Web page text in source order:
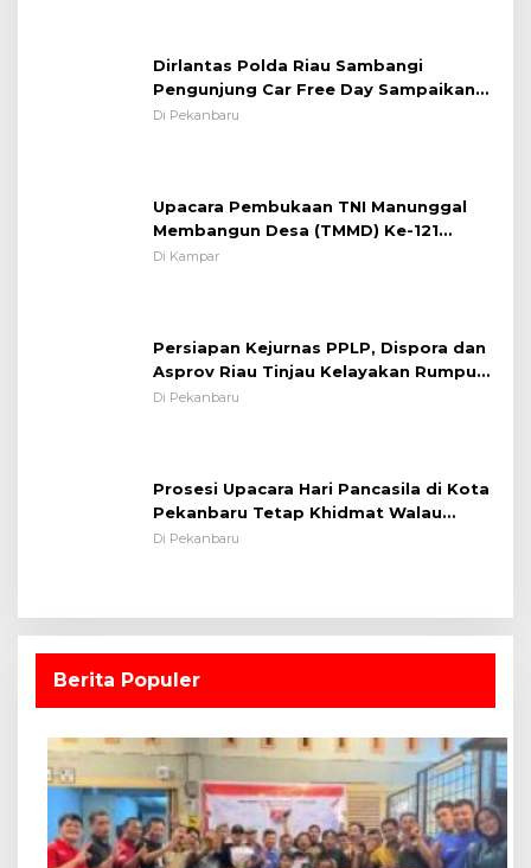
Dirlantas Polda Riau Sambangi
Pengunjung Car Free Day Sampaikan
Pesan Edukasi Kamtibmas &
Di Pekanbaru
Upacara Pembukaan TNI Manunggal
Membangun Desa (TMMD) Ke-121
Kodim 0313/KPR Tahun 2024) ?
Di Kampar
Persiapan Kejurnas PPLP, Dispora dan
Asprov Riau Tinjau Kelayakan Rumput
Lapangan Sepakbola
Di Pekanbaru
Prosesi Upacara Hari Pancasila di Kota
Pekanbaru Tetap Khidmat Walau
Dalam Ruangan
Di Pekanbaru
Berita Populer